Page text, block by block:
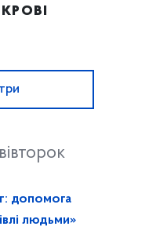
вівторок
допомога
постраждалим від торгівлі людьми»